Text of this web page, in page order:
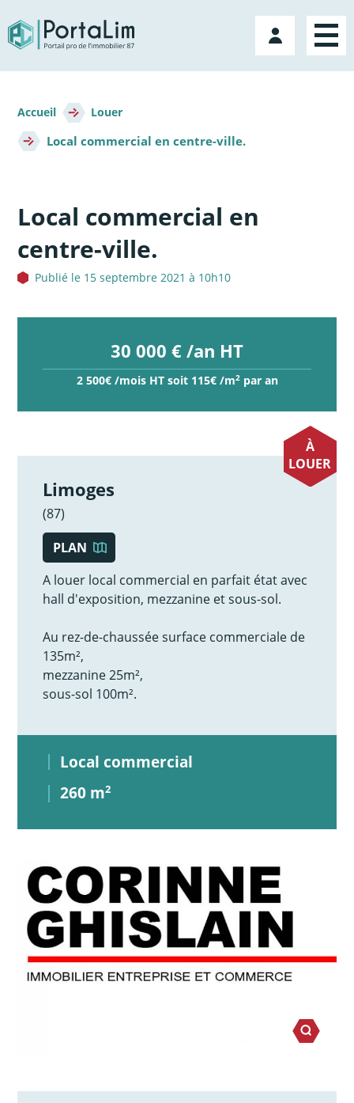
directement
au
contenu
Mon
compte
d'Ariane
Accueil Louer
Local commercial en centre-ville.
Local commercial en
centre-ville.
Publié le 15 septembre 2021 à 10h10
30 000 € /an HT
2 500€ /mois HT soit 115€ /m2par an
À
LOUER
Limoges
(87)
PLAN
A louer local commercial en parfait état avec
hall d'exposition, mezzanine et sous-sol.
Au rez-de-chaussée surface commerciale de
135m²,
mezzanine 25m²,
sous-sol 100m².
Local commercial
260 m2